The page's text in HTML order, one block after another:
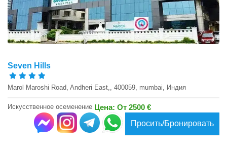
Seven Hills
Marol Maroshi Road, Andheri East,, 400059, mumbai, Индия
Искусственное осеменение Цена: От 2500 €
Просить/Бронировать